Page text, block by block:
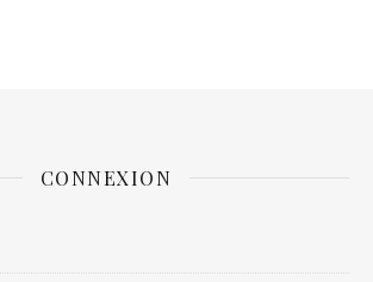
CONNEXION